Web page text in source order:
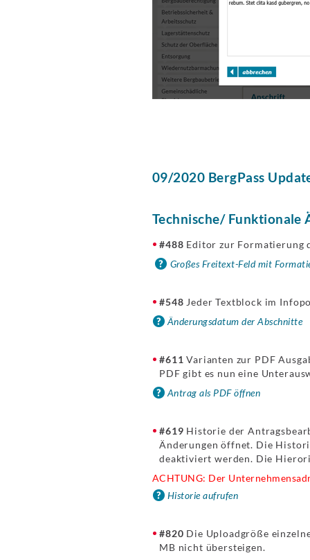
09/2020 BergPass
Technische/ Funktionale
#488 Editor zur Formatierung
Großes Freitext-Feld mit
#548 Jeder Textblock im
Änderungsdatum der Abschnitte
#611 Varianten zur PDF
PDF gibt es nun eine
Antrag als PDF öffnen
#619 Historie der
Änderungen öffnet. Die
deaktiviert werden. Die
ACHTUNG: Der
Historie aufrufen
#820 Die Uploadgröße
MB nicht übersteigen.